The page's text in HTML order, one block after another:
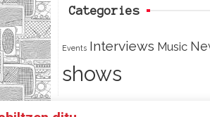
Categories
Events Interviews Music
shows